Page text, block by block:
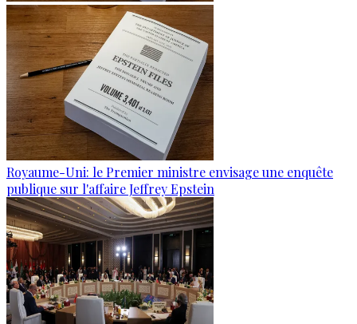
Royaume-Uni: le Premier ministre envisage une enquête
publique sur l'affaire Jeffrey Epstein